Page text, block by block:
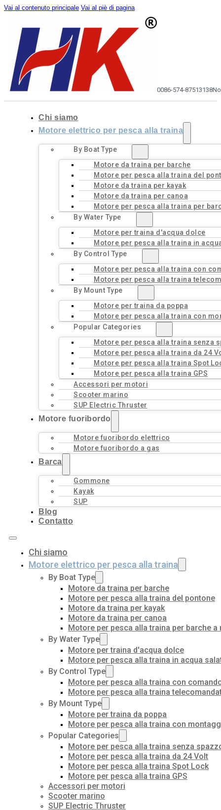
Vai al contenuto principale Vai al piè di pagina
0086-574-87513138
Chi siamo
Motore elettrico per pesca alla traina
By Boat Type
Motore da traina per barche
Motore per pesca alla traina del
Motore da traina per kayak
Motore da traina per canoa
Motore per pesca alla traina per
By Water Type
Motore per traina d'acqua dolce
Motore per pesca alla traina in
By Control Type
Motore per pesca alla traina con
Motore per pesca alla traina
By Mount Type
Motore per traina da poppa
Motore per pesca alla traina con
Popular Categories
Motore per pesca alla traina senza
Motore per pesca alla traina da 24
Motore per pesca alla traina Spot
Motore per pesca alla traina GPS
Accessori per motori
Scooter marino
SUP Electric Thruster
Motore fuoribordo
Motore fuoribordo elettrico
Motore fuoribordo a gas
Barca
Gommone
Kayak
SUP
Blog
Contatto
Chi siamo
Motore elettrico per pesca alla traina
By Boat Type
Motore da traina per barche
Motore per pesca alla traina del pontone
Motore da traina per kayak
Motore da traina per canoa
Motore per pesca alla traina per barche a
By Water Type
Motore per traina d'acqua dolce
Motore per pesca alla traina in acqua
By Control Type
Motore per pesca alla traina con
Motore per pesca alla traina
By Mount Type
Motore per traina da poppa
Motore per pesca alla traina con
Popular Categories
Motore per pesca alla traina senza
Motore per pesca alla traina da 24 Volt
Motore per pesca alla traina Spot Lock
Motore per pesca alla traina GPS
Accessori per motori
Scooter marino
SUP Electric Thruster